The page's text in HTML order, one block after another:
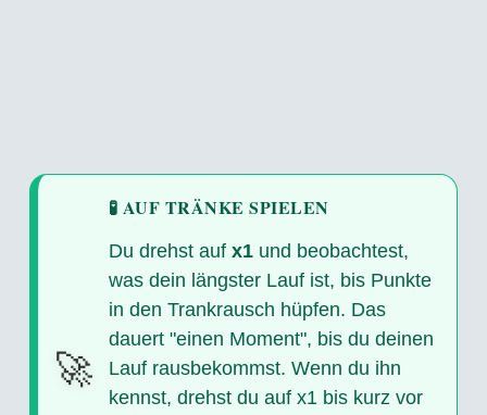
🚀
🧪 AUF TRÄNKE SPIELEN
Du drehst auf x1und beobachtest,
was dein längster Lauf ist, bis Punkte
in den Trankrausch hüpfen. Das
dauert "einen Moment", bis du deinen
Lauf rausbekommst. Wenn du ihn
kennst, drehst du auf x1 bis kurz vor